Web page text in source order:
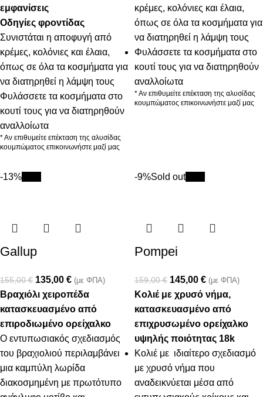
εμφανίσεις
Οδηγίες φροντίδας
Συνιστάται η αποφυγή από
κρέμες, κολόνιες και έλαια,
όπως σε όλα τα κοσμήματα για
να διατηρηθεί η λάμψη τους
Φυλάσσετε τα κοσμήματα στο
κουτί τους για να διατηρηθούν
αναλλοίωτα
* Αν επιθυμείτε επέκταση της αλυσίδας
κουμπώματος επικοινωνήστε μαζί μας
κρέμες, κολόνιες και έλαια,
όπως σε όλα τα κοσμήματα για
να διατηρηθεί η λάμψη τους
Φυλάσσετε τα κοσμήματα στο
κουτί τους για να διατηρηθούν
αναλλοίωτα
* Αν επιθυμείτε επέκταση της αλυσίδας
κουμπώματος επικοινωνήστε μαζί μας
-13%
Gallup
155,00€ 135,00 € (με ΦΠΑ)
Βραχιόλι χειροπέδα
κατασκευασμένο από
επιροδιωμένο ορείχαλκο
Ο εντυπωσιακός σχεδιασμός
του βραχιολιού περιλαμβάνει
μια καμπύλη λωρίδα
διακοσμημένη με πρωτότυπο
-9%Sold out
Pompei
159,00€ 145,00 € (με ΦΠΑ)
Κολιέ με χρυσό νήμα,
κατασκευασμένο από
επιχρυσωμένο ορείχαλκο
υψηλής ποιότητας 18k
Κολιέ με ιδιαίτερο σχεδιασμό
με χρυσό νήμα που
αναδεικνύεται μέσα από